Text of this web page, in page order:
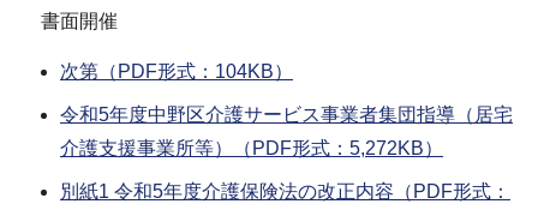
書面開催
次第（PDF形式：104KB）
令和5年度中野区介護サービス事業者集団指導（居宅
介護支援事業所等）（PDF形式：5,272KB）
別紙1 令和5年度介護保険法の改正内容（PDF形式：